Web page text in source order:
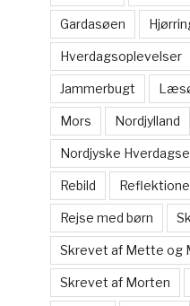
Gardasøen
Hverdagsoplevelser
Jammerbugt
Mors Nordjylland
Nordjyske
Rebild
Rejse med børn
Skrevet af Mette og
Skrevet af Morten